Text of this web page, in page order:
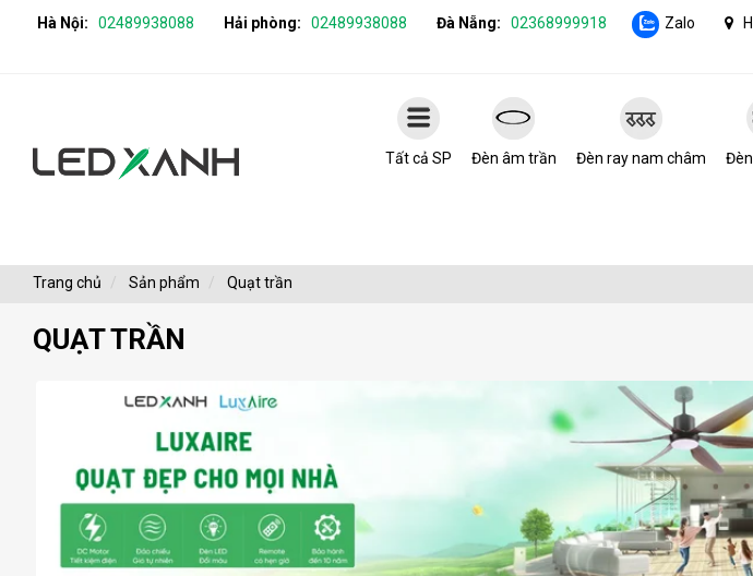
Hà Nội: 02489938088 Hải phòng: 02489938088 Đà Nẵng: 02368999918 Zalo
Tất cả SP Đèn âm trần Đèn ray nam châm
Trang chủ Sản phẩm Quạt trần
QUẠT TRẦN